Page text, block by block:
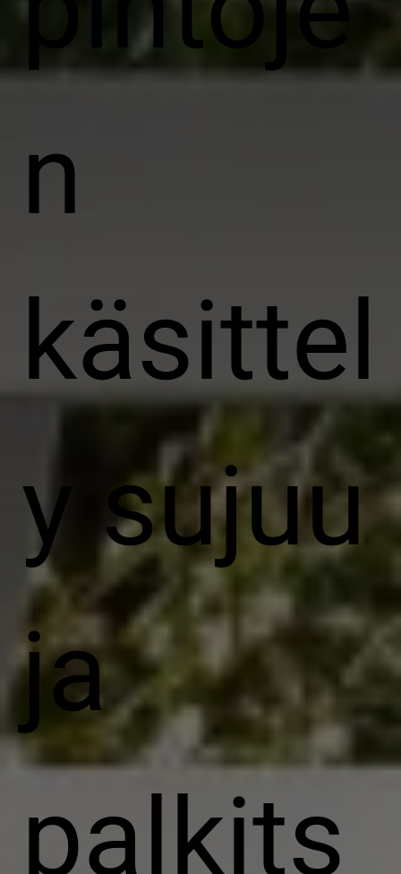
n
käsittel
y sujuu
ja
palkits